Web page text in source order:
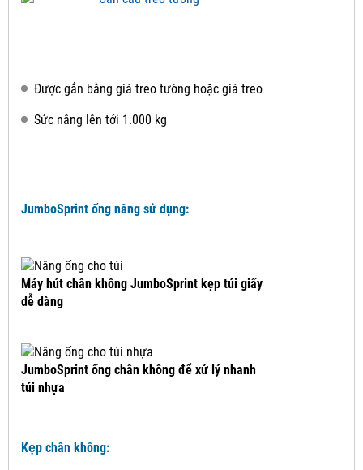
Được gắn bằng giá treo tường hoặc giá treo
Sức nâng lên tới 1.000 kg
JumboSprint ống nâng sử dụng:
Máy hút chân không JumboSprint kẹp túi giấy
dễ dàng
JumboSprint ống chân không để xử lý nhanh
túi nhựa
Kẹp chân không: